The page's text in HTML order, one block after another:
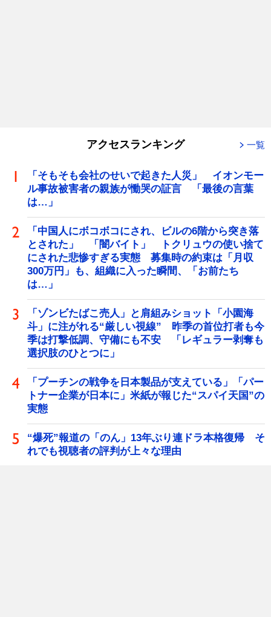
アクセスランキング 一覧
「そもそも会社のせいで起きた人災」 イオンモー
ル事故被害者の親族が慟哭の証言 「最後の言葉
は…」
「中国人にボコボコにされ、ビルの6階から突き落
とされた」 「闇バイト」 トクリュウの使い捨て
にされた悲惨すぎる実態 募集時の約束は「月収
300万円」も、組織に入った瞬間、「お前たち
は…」
「ゾンビたばこ売人」と肩組みショット「小園海
斗」に注がれる“厳しい視線” 昨季の首位打者も今
季は打撃低調、守備にも不安 「レギュラー剥奪も
選択肢のひとつに」
「プーチンの戦争を日本製品が支えている」「パー
トナー企業が日本に」米紙が報じた“スパイ天国”の
実態
“爆死”報道の「のん」13年ぶり連ドラ本格復帰 そ
れでも視聴者の評判が上々な理由